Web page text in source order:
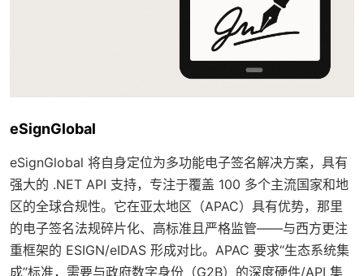
eSignGlobal
eSignGlobal 将自身定位为多功能电子签名解决方案，具有
强大的 .NET API 支持，专注于覆盖 100 多个主流国家和地
区的全球合规性。它在亚太地区（APAC）具有优势，那里
的电子签名法规碎片化、高标准且严格监管——与西方更注
重框架的 ESIGN/eIDAS 形成对比。APAC 要求“生态系统集
成”标准，需要与政府数字身份（G2B）的深度硬件/API 集